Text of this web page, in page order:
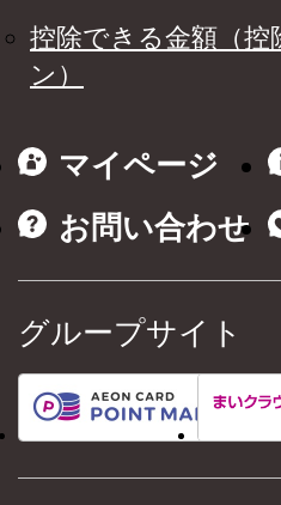
控除できる金額（控
ン）
マイページ
お問い合わせ
グループサイト